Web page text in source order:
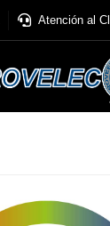
Atención al